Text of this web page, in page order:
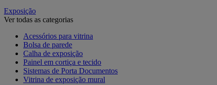
Exposição
Ver todas as categorias
Acessórios para vitrina
Bolsa de parede
Calha de exposição
Painel em cortiça e tecido
Sistemas de Porta Documentos
Vitrina de exposição mural